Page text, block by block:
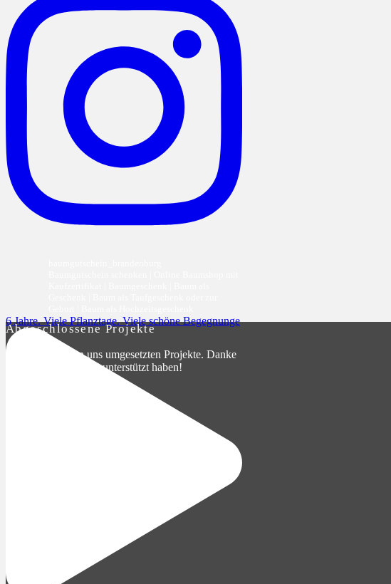
6 Jahre. Viele Pflanztage. Viele schöne Begegnunge
Abgeschlossene Projekte
Die Liste der von uns umgesetzten Projekte. Danke
an alle, die uns dabei unterstützt haben!